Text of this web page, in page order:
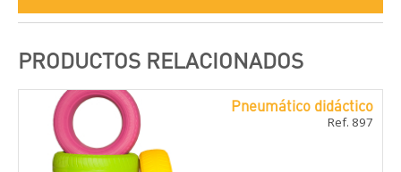
PRODUCTOS RELACIONADOS
Pneumático didáctico
Ref. 897